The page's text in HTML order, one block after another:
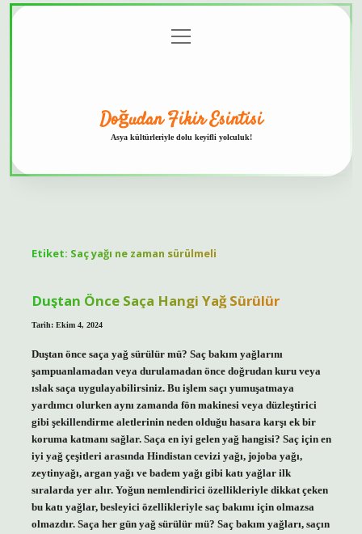
menüyü
aç
Doğudan Fikir Esintisi
Asya kültürleriyle dolu keyifli yolculuk!
Etiket: Saç yağı ne zaman sürülmeli
Duştan Önce Saça Hangi Yağ Sürülür
Tarih: Ekim 4, 2024
Duştan önce saça yağ sürülür mü? Saç bakım yağlarını
şampuanlamadan veya durulamadan önce doğrudan kuru veya
ıslak saça uygulayabilirsiniz. Bu işlem saçı yumuşatmaya
yardımcı olurken aynı zamanda fön makinesi veya düzleştirici
gibi şekillendirme aletlerinin neden olduğu hasara karşı ek bir
koruma katmanı sağlar. Saça en iyi gelen yağ hangisi? Saç için en
iyi yağ çeşitleri arasında Hindistan cevizi yağı, jojoba yağı,
zeytinyağı, argan yağı ve badem yağı gibi katı yağlar ilk
sıralarda yer alır. Yoğun nemlendirici özellikleriyle dikkat çeken
bu katı yağlar, besleyici özellikleriyle saç bakımı için olmazsa
olmazdır. Saça her gün yağ sürülür mü? Saç bakım yağları, saçın